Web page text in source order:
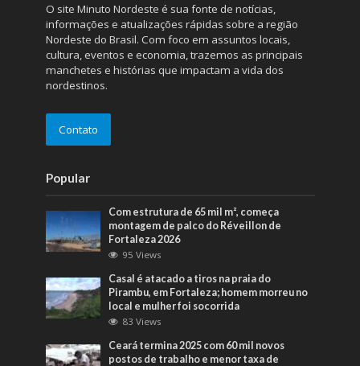
O site Minuto Nordeste é sua fonte de notícias,
informações e atualizações rápidas sobre a região
Nordeste do Brasil. Com foco em assuntos locais,
cultura, eventos e economia, trazemos as principais
manchetes e histórias que impactam a vida dos
nordestinos.
Contato
Popular
Com estrutura de 65 mil m², começa
montagem de palco do Réveillon de
Fortaleza 2026
95 Views
Casal é atacado a tiros na praia do
Pirambu, em Fortaleza; homem morreu no
local e mulher foi socorrida
83 Views
Ceará termina 2025 com 60 mil novos
postos de trabalho e menor taxa de